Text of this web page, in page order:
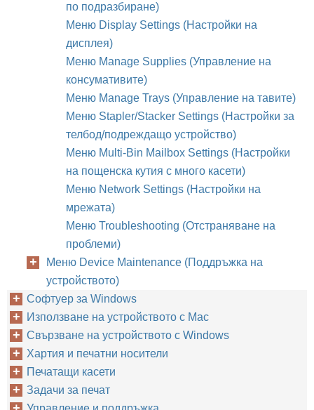
по подразбиране)
Меню Display Settings (Настройки на
дисплея)
Меню Manage Supplies (Управление на
консумативите)
Меню Manage Trays (Управление на тавите)
Меню Stapler/Stacker Settings (Настройки за
телбод/подреждащо устройство)
Меню Multi-Bin Mailbox Settings (Настройки
на пощенска кутия с много касети)
Меню Network Settings (Настройки на
мрежата)
Меню Troubleshooting (Отстраняване на
проблеми)
Меню Device Maintenance (Поддръжка на
устройството)
Софтуер за Windows
Използване на устройството с Mac
Свързване на устройството с Windows
Хартия и печатни носители
Печатащи касети
Задачи за печат